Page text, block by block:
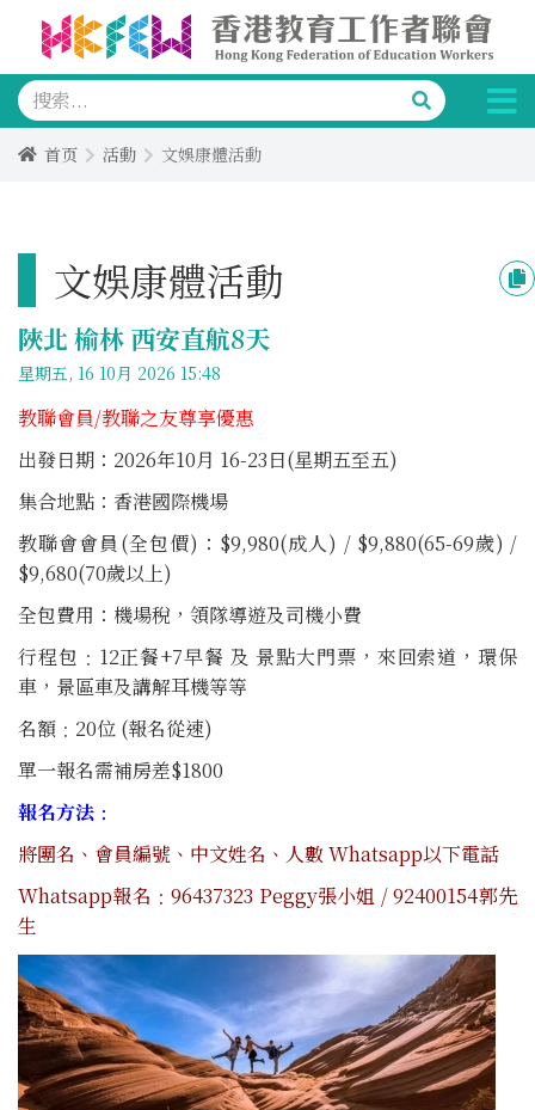
首页 活動 文娛康體活動
文娛康體活動
陜北 榆林 西安直航8天
星期五, 16 10月 2026 15:48
教聯會員/教聯之友尊享優惠
出發日期：2026年10月 16-23日(星期五至五)
集合地點：香港國際機場
教聯會會員(全包價)：$9,980(成人) / $9,880(65-69歲) /
$9,680(70歲以上)
全包費用：機場稅，領隊導遊及司機小費
行程包﹕12正餐+7早餐 及 景點大門票，來回索道，環保
車，景區車及講解耳機等等
名額﹕20位 (報名從速)
單一報名需補房差$1800
報名方法﹕
將團名、會員編號、中文姓名、人數 Whatsapp以下電話
Whatsapp報名﹕96437323 Peggy張小姐 / 92400154郭先
生